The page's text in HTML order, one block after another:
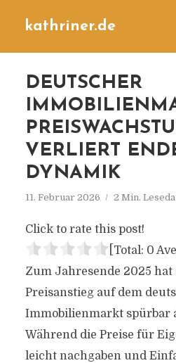
kathriner.de
DEUTSCHER
VERLIERT
DYNAMIK
11. Februar 2026 2 Min.
Click to rate this post!
[Total: 0
Zum Jahresende 2025 hat
Preisanstieg auf dem
Immobilienmarkt spürbar
Während die Preise für
leicht nachgaben und